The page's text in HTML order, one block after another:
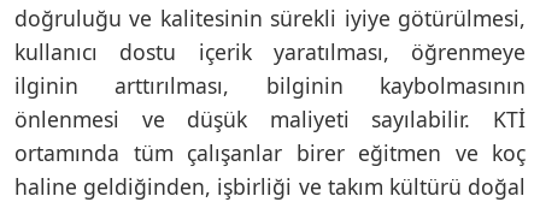
doğruluğu ve kalitesinin sürekli iyiye götürülmesi,
kullanıcı dostu içerik yaratılması, öğrenmeye
ilginin arttırılması, bilginin kaybolmasının
önlenmesi ve düşük maliyeti sayılabilir. KTİ
ortamında tüm çalışanlar birer eğitmen ve koç
haline geldiğinden, işbirliği ve takım kültürü doğal